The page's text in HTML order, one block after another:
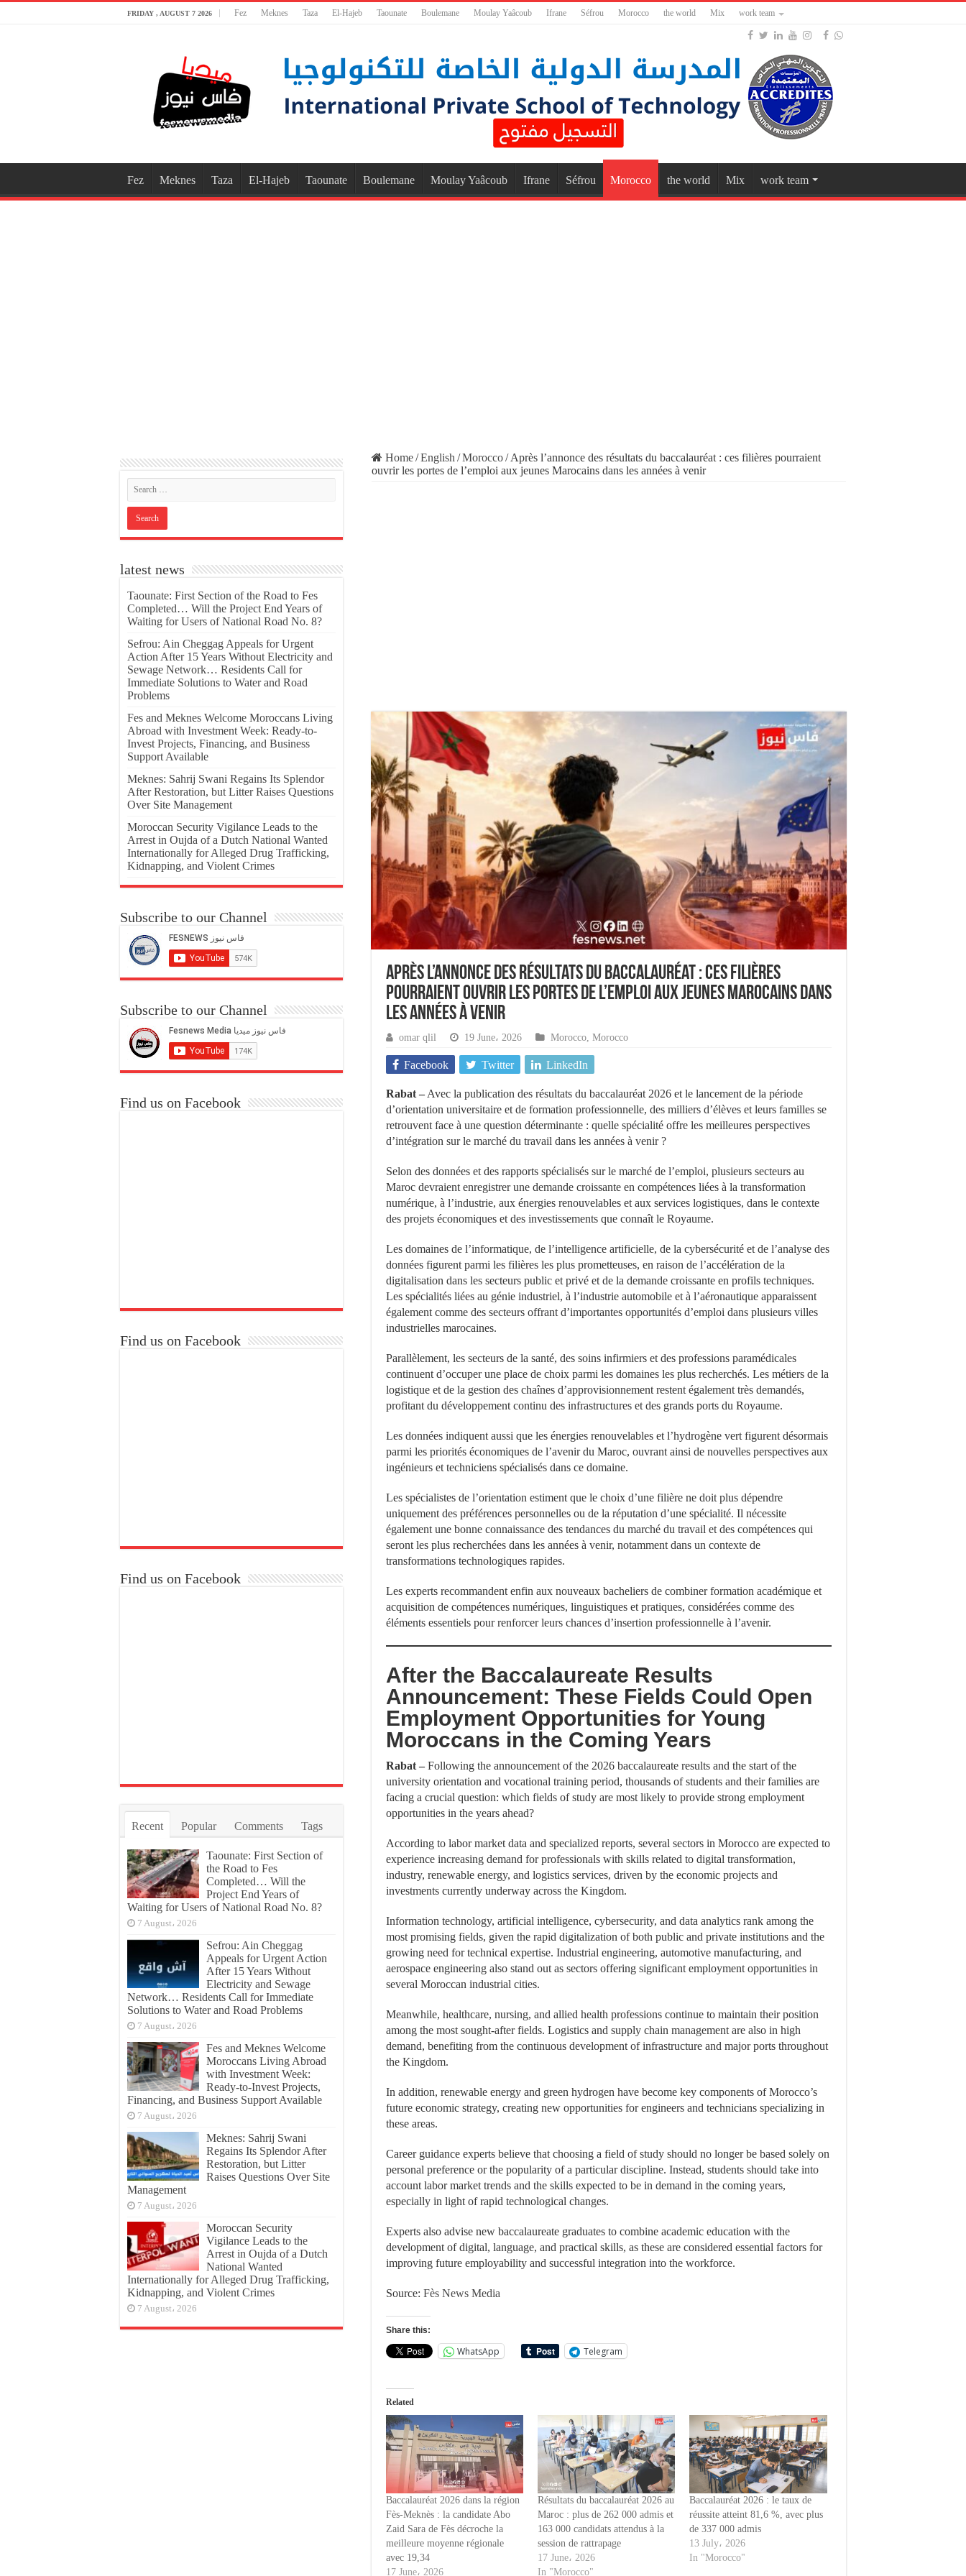
FRIDAY , AUGUST 7 2026 Fez Meknes Taza El-Hajeb Taounate Boulemane Moulay Yaâcoub Ifrane Séfrou Morocco the world Mix work team
Fez Meknes Taza El-Hajeb Taounate Boulemane Moulay Yaâcoub Ifrane Séfrou Morocco the world Mix work team
Home/English /Morocco/ Après l’annonce des résultats du baccalauréat : ces filières pourraient
ouvrir les portes de l’emploi aux jeunes Marocains dans les années à venir
Après l’annonce des résultats du baccalauréat : ces filières
pourraient ouvrir les portes de l’emploi aux jeunes Marocains dans
les années à venir
omar qlil 19 June، 2026 Morocco, Morocco
Facebook Twitter LinkedIn
Rabat – Avec la publication des résultats du baccalauréat 2026 et le lancement de la période
d’orientation universitaire et de formation professionnelle, des milliers d’élèves et leurs familles se
retrouvent face à une question déterminante : quelle spécialité offre les meilleures perspectives
d’intégration sur le marché du travail dans les années à venir ?
Selon des données et des rapports spécialisés sur le marché de l’emploi, plusieurs secteurs au
Maroc devraient enregistrer une demande croissante en compétences liées à la transformation
numérique, à l’industrie, aux énergies renouvelables et aux services logistiques, dans le contexte
des projets économiques et des investissements que connaît le Royaume.
Les domaines de l’informatique, de l’intelligence artificielle, de la cybersécurité et de l’analyse des
données figurent parmi les filières les plus prometteuses, en raison de l’accélération de la
digitalisation dans les secteurs public et privé et de la demande croissante en profils techniques.
Les spécialités liées au génie industriel, à l’industrie automobile et à l’aéronautique apparaissent
également comme des secteurs offrant d’importantes opportunités d’emploi dans plusieurs villes
industrielles marocaines.
Parallèlement, les secteurs de la santé, des soins infirmiers et des professions paramédicales
continuent d’occuper une place de choix parmi les domaines les plus recherchés. Les métiers de la
logistique et de la gestion des chaînes d’approvisionnement restent également très demandés,
profitant du développement continu des infrastructures et des grands ports du Royaume.
Les données indiquent aussi que les énergies renouvelables et l’hydrogène vert figurent désormais
parmi les priorités économiques de l’avenir du Maroc, ouvrant ainsi de nouvelles perspectives aux
ingénieurs et techniciens spécialisés dans ce domaine.
Les spécialistes de l’orientation estiment que le choix d’une filière ne doit plus dépendre
uniquement des préférences personnelles ou de la réputation d’une spécialité. Il nécessite
également une bonne connaissance des tendances du marché du travail et des compétences qui
seront les plus recherchées dans les années à venir, notamment dans un contexte de
transformations technologiques rapides.
Les experts recommandent enfin aux nouveaux bacheliers de combiner formation académique et
acquisition de compétences numériques, linguistiques et pratiques, considérées comme des
éléments essentiels pour renforcer leurs chances d’insertion professionnelle à l’avenir.
After the Baccalaureate Results
Announcement: These Fields Could Open
Employment Opportunities for Young
Moroccans in the Coming Years
Rabat – Following the announcement of the 2026 baccalaureate results and the start of the
university orientation and vocational training period, thousands of students and their families are
facing a crucial question: which fields of study are most likely to provide strong employment
opportunities in the years ahead?
According to labor market data and specialized reports, several sectors in Morocco are expected to
experience increasing demand for professionals with skills related to digital transformation,
industry, renewable energy, and logistics services, driven by the economic projects and
investments currently underway across the Kingdom.
Information technology, artificial intelligence, cybersecurity, and data analytics rank among the
most promising fields, given the rapid digitalization of both public and private institutions and the
growing need for technical expertise. Industrial engineering, automotive manufacturing, and
aerospace engineering also stand out as sectors offering significant employment opportunities in
several Moroccan industrial cities.
Meanwhile, healthcare, nursing, and allied health professions continue to maintain their position
among the most sought-after fields. Logistics and supply chain management are also in high
demand, benefiting from the continuous development of infrastructure and major ports throughout
the Kingdom.
In addition, renewable energy and green hydrogen have become key components of Morocco’s
future economic strategy, creating new opportunities for engineers and technicians specializing in
these areas.
Career guidance experts believe that choosing a field of study should no longer be based solely on
personal preference or the popularity of a particular discipline. Instead, students should take into
account labor market trends and the skills expected to be in demand in the coming years,
especially in light of rapid technological changes.
Experts also advise new baccalaureate graduates to combine academic education with the
development of digital, language, and practical skills, as these are considered essential factors for
improving future employability and successful integration into the workforce.
Source: Fès News Media
Share this:
WhatsApp Telegram
Related
Baccalauréat 2026 dans la région
Fès-Meknès : la candidate Abo
Zaid Sara de Fès décroche la
meilleure moyenne régionale
avec 19,34
17 June، 2026
Résultats du baccalauréat 2026 au
Maroc : plus de 262 000 admis et
163 000 candidats attendus à la
session de rattrapage
17 June، 2026
In "Morocco"
Baccalauréat 2026 : le taux de
réussite atteint 81,6 %, avec plus
de 337 000 admis
13 July، 2026
In "Morocco"
latest news
Taounate: First Section of the Road to Fes
Completed… Will the Project End Years of
Waiting for Users of National Road No. 8?
Sefrou: Ain Cheggag Appeals for Urgent
Action After 15 Years Without Electricity and
Sewage Network… Residents Call for
Immediate Solutions to Water and Road
Problems
Fes and Meknes Welcome Moroccans Living
Abroad with Investment Week: Ready-to-
Invest Projects, Financing, and Business
Support Available
Meknes: Sahrij Swani Regains Its Splendor
After Restoration, but Litter Raises Questions
Over Site Management
Moroccan Security Vigilance Leads to the
Arrest in Oujda of a Dutch National Wanted
Internationally for Alleged Drug Trafficking,
Kidnapping, and Violent Crimes
Subscribe to our Channel
Subscribe to our Channel
Find us on Facebook
Find us on Facebook
Find us on Facebook
Recent Popular Comments Tags
Taounate: First Section of
the Road to Fes
Completed… Will the
Project End Years of
Waiting for Users of National Road No. 8?
7 August، 2026
Sefrou: Ain Cheggag
Appeals for Urgent Action
After 15 Years Without
Electricity and Sewage
Network… Residents Call for Immediate
Solutions to Water and Road Problems
7 August، 2026
Fes and Meknes Welcome
Moroccans Living Abroad
with Investment Week:
Ready-to-Invest Projects,
Financing, and Business Support Available
7 August، 2026
Meknes: Sahrij Swani
Regains Its Splendor After
Restoration, but Litter
Raises Questions Over Site
Management
7 August، 2026
Moroccan Security
Vigilance Leads to the
Arrest in Oujda of a Dutch
National Wanted
Internationally for Alleged Drug Trafficking,
Kidnapping, and Violent Crimes
7 August، 2026